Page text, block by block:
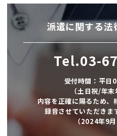
派遣に関する法
Tel.03-
受付時間：平
（土日祝/年末
内容を正確に賜るため、
録音させていただきま
（2024年9月